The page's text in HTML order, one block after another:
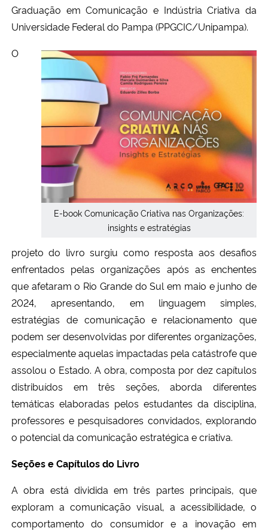
Gabinete de Segurança Institucional
Graduação em Comunicação e Indústria Criativa da
Universidade Federal do Pampa (PPGCIC/Unipampa).
E-book Comunicação Criativa nas Organizações:
insights e estratégias
O
projeto do livro surgiu como resposta aos desafios
enfrentados pelas organizações após as enchentes
que afetaram o Rio Grande do Sul em maio e junho de
2024, apresentando, em linguagem simples,
estratégias de comunicação e relacionamento que
podem ser desenvolvidas por diferentes organizações,
especialmente aquelas impactadas pela catástrofe que
assolou o Estado. A obra, composta por dez capítulos
distribuídos em três seções, aborda diferentes
temáticas elaboradas pelos estudantes da disciplina,
professores e pesquisadores convidados, explorando
o potencial da comunicação estratégica e criativa.
Seções e Capítulos do Livro
A obra está dividida em três partes principais, que
exploram a comunicação visual, a acessibilidade, o
comportamento do consumidor e a inovação em